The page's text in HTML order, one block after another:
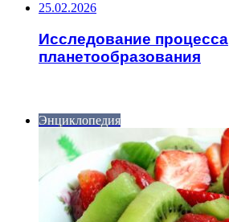
25.02.2026
Исследование процесса
планетообразования
Энциклопедия